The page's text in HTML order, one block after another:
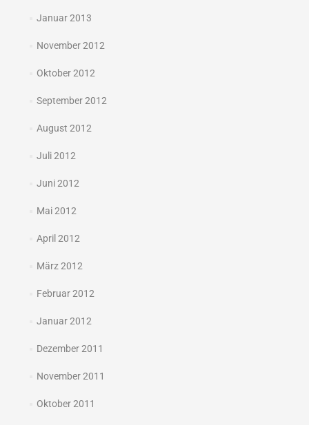
Januar 2013
November 2012
Oktober 2012
September 2012
August 2012
Juli 2012
Juni 2012
Mai 2012
April 2012
März 2012
Februar 2012
Januar 2012
Dezember 2011
November 2011
Oktober 2011